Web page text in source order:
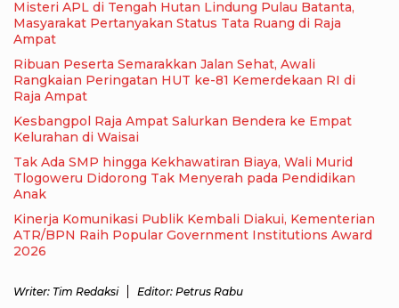
Misteri APL di Tengah Hutan Lindung Pulau Batanta,
Masyarakat Pertanyakan Status Tata Ruang di Raja
Ampat
Ribuan Peserta Semarakkan Jalan Sehat, Awali
Rangkaian Peringatan HUT ke-81 Kemerdekaan RI di
Raja Ampat
Kesbangpol Raja Ampat Salurkan Bendera ke Empat
Kelurahan di Waisai
Tak Ada SMP hingga Kekhawatiran Biaya, Wali Murid
Tlogoweru Didorong Tak Menyerah pada Pendidikan
Anak
Kinerja Komunikasi Publik Kembali Diakui, Kementerian
ATR/BPN Raih Popular Government Institutions Award
2026
Writer: Tim Redaksi Editor: Petrus Rabu